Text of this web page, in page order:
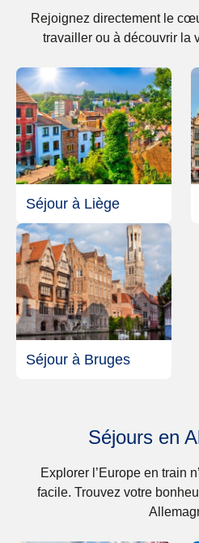
Rejoignez directement le
travailler ou à découvrir la
Séjour à Liège
Séjour à Bruges
Séjours en
Explorer l’Europe en train
facile. Trouvez votre